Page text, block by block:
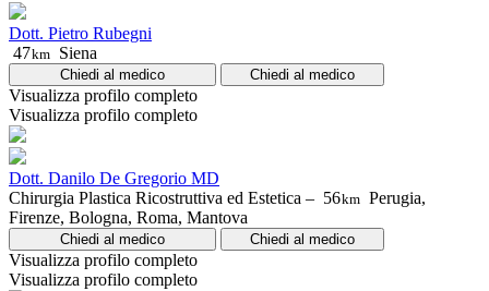
Dott. Pietro Rubegni
47km Siena
Chiedi al medico Chiedi al medico
Visualizza profilo completo
Visualizza profilo completo
Dott. Danilo De Gregorio MD
Chirurgia Plastica Ricostruttiva ed Estetica – 56km Perugia,
Firenze, Bologna, Roma, Mantova
Chiedi al medico Chiedi al medico
Visualizza profilo completo
Visualizza profilo completo